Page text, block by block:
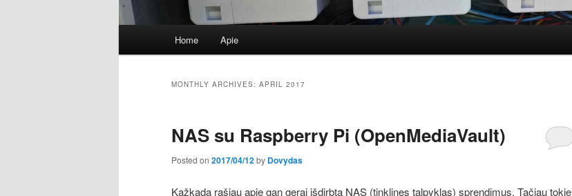
Skip
content
Skip
content
Home Apie
MONTHLY ARCHIVES: APRIL 2017
NAS su Raspberry Pi (OpenMediaVault)
Posted on 2017/04/12by Dovydas
Kažkada rašiau apie gan gerai išdirbtą NAS (tinklines talpyklas) sprendimus. Tačiau tokie